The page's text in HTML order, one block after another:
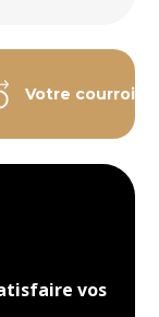
Votre courroie
vos